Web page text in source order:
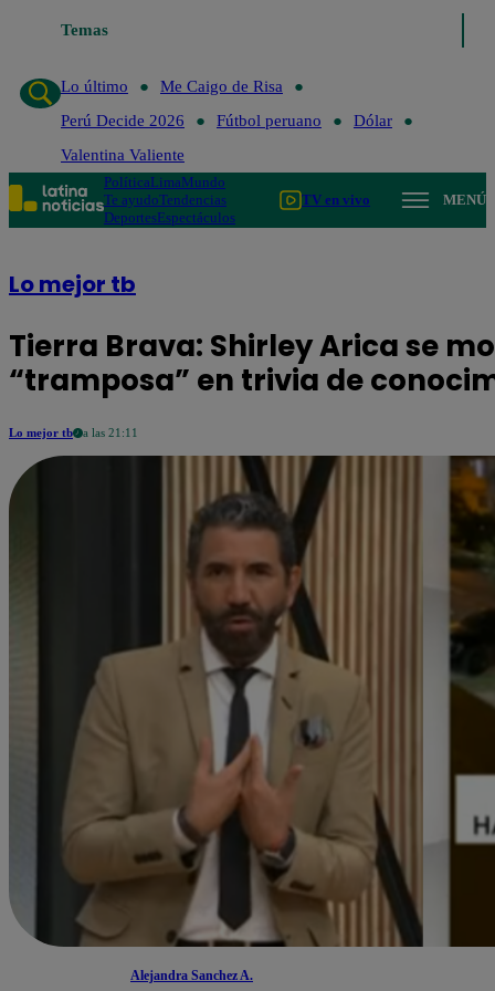
Temas
Lo último
Me Caigo de Risa
Perú Decide 2026
Fútbol peruano
Dólar
Valentina Valiente
PolíticaLimaMundo
Te ayudoTendencias
DeportesEspectáculos
TV en vivo MENÚ
Lo mejor tb
Tierra Brava: Shirley Arica se
“tramposa” en trivia de
Lo mejor tb a las 21:11
Alejandra Sanchez A.